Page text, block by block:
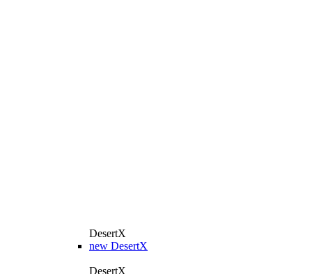
DesertX
new DesertX
DesertX